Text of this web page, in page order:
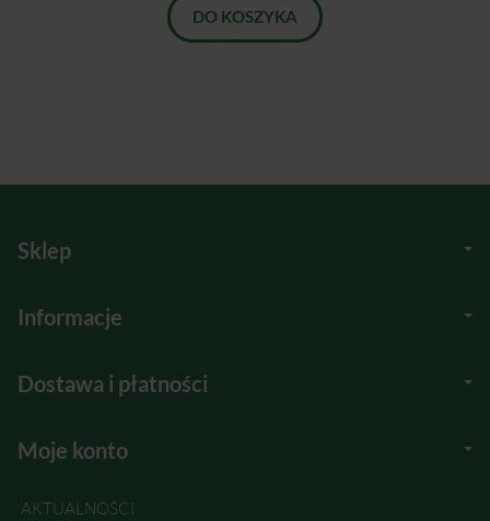
DO KOSZYKA
Sklep
Informacje
Dostawa i płatności
Moje konto
AKTUALNOŚCI